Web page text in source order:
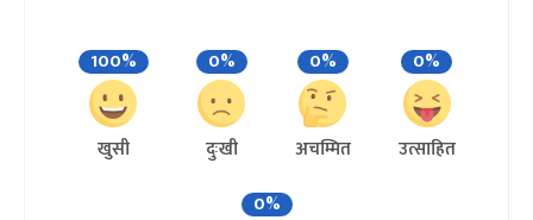
100%
खुसी
0%
दुःखी
0%
अचम्मित
0%
उत्साहित
0%